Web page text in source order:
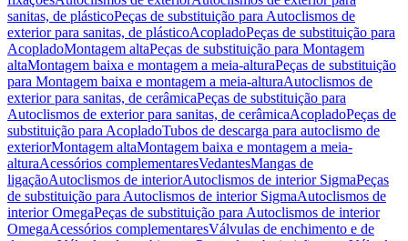
sanitas, de plásticoPeças de substituição para Autoclismos de
exterior para sanitas, de plásticoAcopladoPeças de substituição para
AcopladoMontagem altaPeças de substituição para Montagem
altaMontagem baixa e montagem a meia-alturaPeças de substituição
para Montagem baixa e montagem a meia-alturaAutoclismos de
exterior para sanitas, de cerâmicaPeças de substituição para
Autoclismos de exterior para sanitas, de cerâmicaAcopladoPeças de
substituição para AcopladoTubos de descarga para autoclismo de
exteriorMontagem altaMontagem baixa e montagem a meia-
alturaAcessórios complementaresVedantesMangas de
ligaçãoAutoclismos de interiorAutoclismos de interior SigmaPeças
de substituição para Autoclismos de interior SigmaAutoclismos de
interior OmegaPeças de substituição para Autoclismos de interior
OmegaAcessórios complementaresVálvulas de enchimento e de